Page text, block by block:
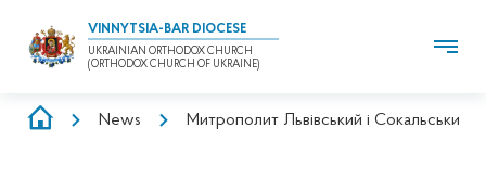
VINNYTSIA-BAR DIOCESE
UKRAINIAN ORTHODOX CHURCH
(ORTHODOX CHURCH OF UKRAINE)
BREADCRUMB
News Митрополит Львівський і Сокальський